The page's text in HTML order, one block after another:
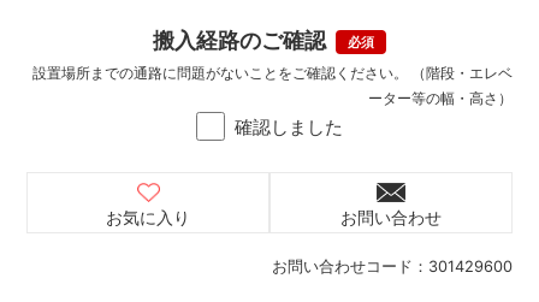
お問い合わせコード： 301429600
搬入経路のご確認
確認しました
設置場所までの通路に問題がないことをご確認ください。 （階段・エレベ
ーター等の幅・高さ）
お気に入り お問い合わせ